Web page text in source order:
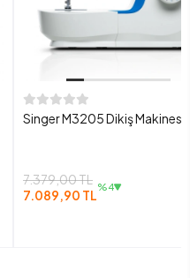
Singer M3205 Dikiş Makinesi
7.379,00 TL
7.089,90 TL %4